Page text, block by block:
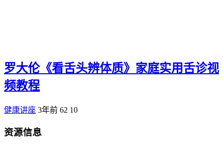
罗大伦《看舌头辨体质》家庭实用舌诊视
频教程
健康讲座 3年前 62 10
资源信息